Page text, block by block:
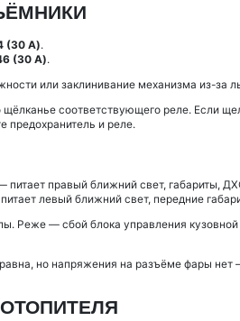
(30 А).
(30 А).
или заклинивание механизма из-за
соответствующего реле. Если
предохранитель и реле.
питает правый ближний свет, габариты,
левый ближний свет, передние
Реже — сбой блока управления кузовной
но напряжения на разъёме фары нет